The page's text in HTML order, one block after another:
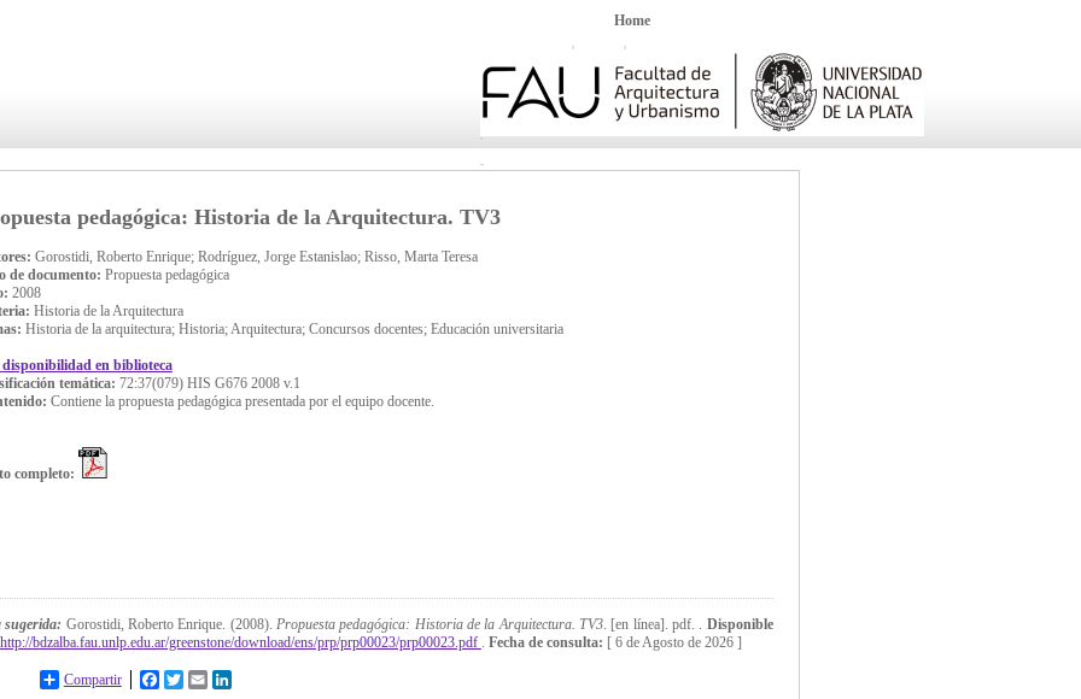
Home
pedagógica: Historia de la Arquitectura. TV3
Gorostidi, Roberto Enrique; Rodríguez, Jorge Estanislao; Risso, Marta Teresa
de documento: Propuesta pedagógica
2008
Historia de la Arquitectura
Historia de la arquitectura; Historia; Arquitectura; Concursos docentes; Educación universitaria
disponibilidad en biblioteca
temática: 72:37(079) HIS G676 2008 v.1
Contiene la propuesta pedagógica presentada por el equipo docente.
completo:
sugerida: Gorostidi, Roberto Enrique. (2008). Propuesta pedagógica: Historia de la Arquitectura. TV3. [en línea]. pdf. . Disponible
http://bdzalba.fau.unlp.edu.ar/greenstone/download/ens/prp/prp00023/prp00023.pdf . Fecha de consulta: [ 6 de Agosto de 2026 ]
Compartir FacebookTwitterEmail